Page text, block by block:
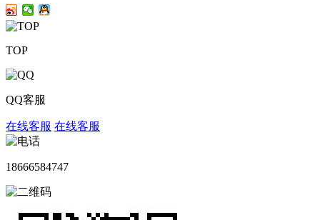
TOP
QQ客服
在线客服 在线客服
18666584747